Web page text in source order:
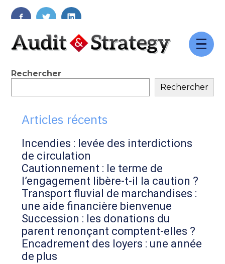
Aller
Blog
sidebar
Rechercher
Rechercher
Articles récents
Incendies : levée des interdictions
de circulation
Cautionnement : le terme de
l’engagement libère-t-il la caution ?
Transport fluvial de marchandises :
une aide financière bienvenue
Succession : les donations du
parent renonçant comptent-elles ?
Encadrement des loyers : une année
de plus